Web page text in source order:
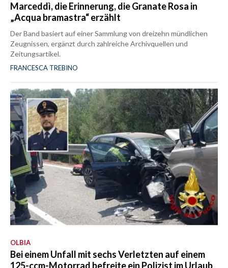
Marceddì, die Erinnerung, die Granate Rosa in
„Acqua bramastra“ erzählt
Der Band basiert auf einer Sammlung von dreizehn mündlichen
Zeugnissen, ergänzt durch zahlreiche Archivquellen und
Zeitungsartikel.
FRANCESCA TREBINO
OLBIA
Bei einem Unfall mit sechs Verletzten auf einem
125-ccm-Motorrad befreite ein Polizist im Urlaub